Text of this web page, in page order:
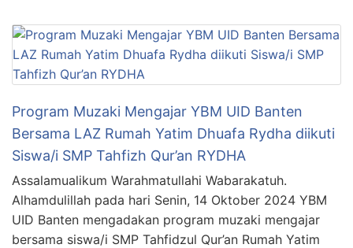
Program Muzaki Mengajar YBM UID Banten
Bersama LAZ Rumah Yatim Dhuafa Rydha diikuti
Siswa/i SMP Tahfizh Qur’an RYDHA
Assalamualikum Warahmatullahi Wabarakatuh.
Alhamdulillah pada hari Senin, 14 Oktober 2024 YBM
UID Banten mengadakan program muzaki mengajar
bersama siswa/i SMP Tahfidzul Qur’an Rumah Yatim